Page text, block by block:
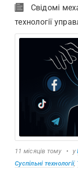
Свідомі
технології
11 місяців тому у
Суспільні технології,